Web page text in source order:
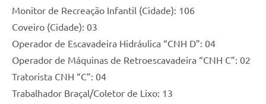
Monitor de Recreação Infantil (Cidade): 106
Coveiro (Cidade): 03
Operador de Escavadeira Hidráulica “CNH D”: 04
Operador de Máquinas de Retroescavadeira “CNH C”: 02
Tratorista CNH “C”: 04
Trabalhador Braçal/Coletor de Lixo: 13